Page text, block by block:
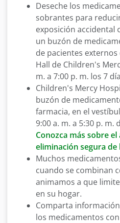
Deseche los
sobrantes para
exposición accidental
un buzón de
de pacientes
Hall de Children's
m. a 7:00 p. m. los 7
Children's Mercy
buzón de
farmacia, en el
9:00 a. m. a 5:30 p. m.
Conozca más sobre
eliminación segura
Muchos
cuando se combinan
animamos a que
en su hogar.
Comparta
los medicamentos